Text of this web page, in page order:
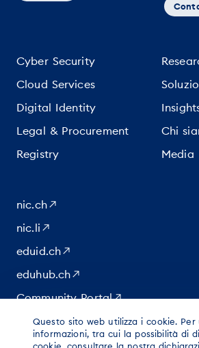
Questo sito web utilizza i cookie.
informazioni, tra cui la possibilità di
Cyber Security
Cloud Services
Digital Identity
Legal & Procurement
Registry
Chi
Media
nic.ch
nic.li
eduid.ch
eduhub.ch
Community Portal